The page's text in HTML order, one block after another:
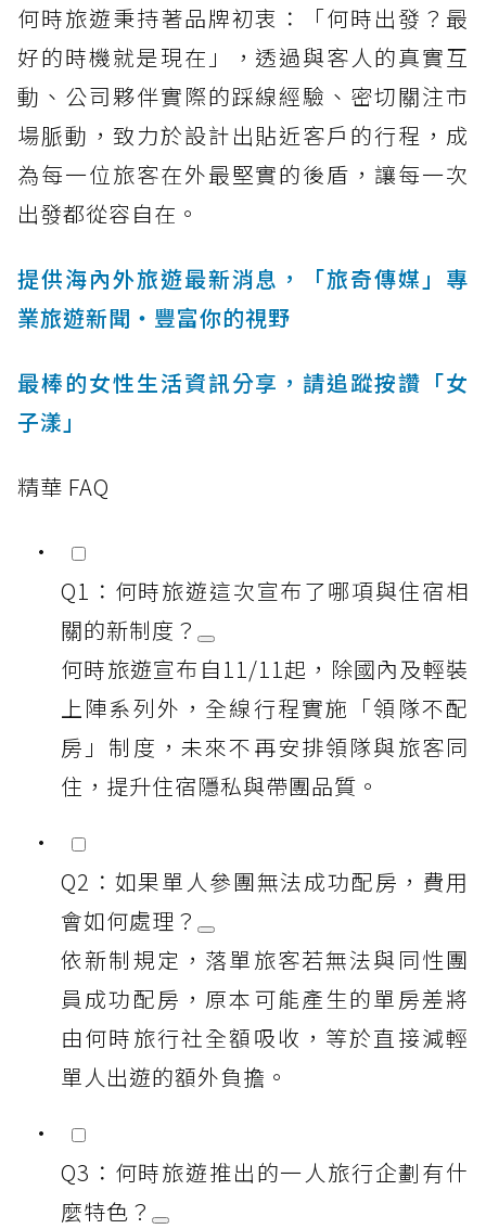
何時旅遊秉持著品牌初衷：「何時出發？最
好的時機就是現在」，透過與客人的真實互
動、公司夥伴實際的踩線經驗、密切關注市
場脈動，致力於設計出貼近客戶的行程，成
為每一位旅客在外最堅實的後盾，讓每一次
出發都從容自在。
提供海內外旅遊最新消息，「旅奇傳媒」專
業旅遊新聞‧豐富你的視野
最棒的女性生活資訊分享，請追蹤按讚「女
子漾」
精華 FAQ
Q1：何時旅遊這次宣布了哪項與住宿相
關的新制度？
何時旅遊宣布自11/11起，除國內及輕裝
上陣系列外，全線行程實施「領隊不配
房」制度，未來不再安排領隊與旅客同
住，提升住宿隱私與帶團品質。
Q2：如果單人參團無法成功配房，費用
會如何處理？
依新制規定，落單旅客若無法與同性團
員成功配房，原本可能產生的單房差將
由何時旅行社全額吸收，等於直接減輕
單人出遊的額外負擔。
Q3：何時旅遊推出的一人旅行企劃有什
麼特色？